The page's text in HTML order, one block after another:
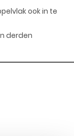
ook in te
derden